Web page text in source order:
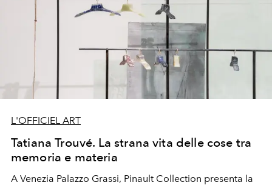
L'OFFICIEL ART
Tatiana Trouvé. La strana vita delle cose tra
memoria e materia
A Venezia Palazzo Grassi, Pinault Collection presenta la